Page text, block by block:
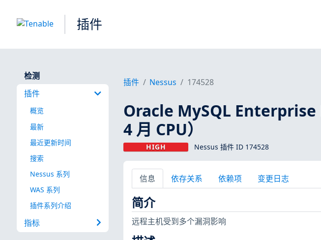
插件
检测
插件
概览
最新
最近更新时间
搜索
Nessus 系列
WAS 系列
插件系列介绍
指标
插件 Nessus 174528
Oracle MySQL
4 月 CPU）
HIGH Nessus 插件 ID 174528
信息 依存关系 依赖项 变更日志
简介
远程主机受到多个漏洞影响